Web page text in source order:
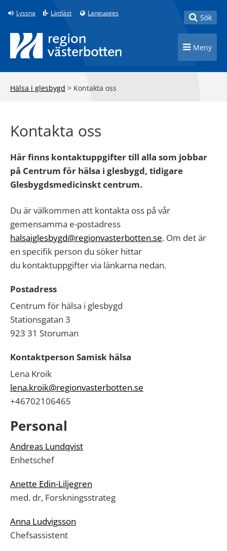
Till innehåll på sidan
Lyssna Lättläst Languages Toggle
Sök
Toggle
Meny
Hälsa i glesbygd > Kontakta oss
Kontakta oss
Här finns kontaktuppgifter till alla som jobbar
på Centrum för hälsa i glesbygd, tidigare
Glesbygdsmedicinskt centrum.
Du är välkommen att kontakta oss på vår
gemensamma e-postadress
halsaiglesbygd@regionvasterbotten.se. Om det är
en specifik person du söker hittar
du kontaktuppgifter via länkarna nedan.
Postadress
Centrum för hälsa i glesbygd
Stationsgatan 3
923 31 Storuman
Kontaktperson Samisk hälsa
Lena Kroik
lena.kroik@regionvasterbotten.se
+46702106465
Personal
Andreas Lundqvist
Enhetschef
Anette Edin-Liljegren
med. dr, Forskningsstrateg
Anna Ludvigsson
Chefsassistent